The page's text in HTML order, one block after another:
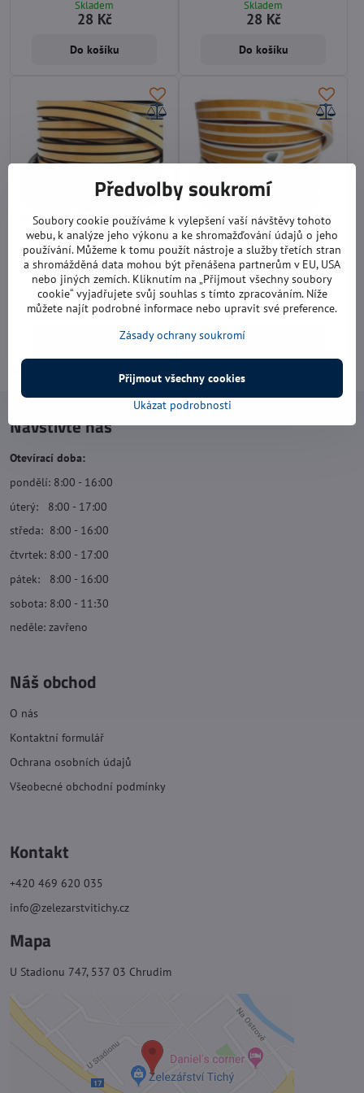
Skladem
28 Kč
Do košíku
Skladem
28 Kč
Do košíku
Těsnění okenní / dveřní 12 x
10 mm černé
cena uvedena za 1 metr
Skladem
36 Kč
Těsnění okenní / dveřní 14 x
12 mm bílé
cena uvedena za 1 metr
Skladem
45 Kč
Do košíku
Navštivte nás
Otevírací doba:
pondělí: 8:00 - 16:00
úterý: 8:00 - 17:00
středa: 8:00 - 16:00
čtvrtek: 8:00 - 17:00
pátek: 8:00 - 16:00
sobota: 8:00 - 11:30
neděle: zavřeno
Náš obchod
O nás
Kontaktní formulář
Ochrana osobních údajů
Všeobecné obchodní podmínky
Kontakt
+420 469 620 035
info@zelezarstvitichy.cz
Mapa
U Stadionu 747, 537 03 Chrudim
Předvolby soukromí
Soubory cookie používáme k vylepšení vaší návštěvy tohoto
webu, k analýze jeho výkonu a ke shromažďování údajů o jeho
používání. Můžeme k tomu použít nástroje a služby třetích stran
a shromážděná data mohou být přenášena partnerům v EU, USA
nebo jiných zemích. Kliknutím na „Přijmout všechny soubory
cookie“ vyjadřujete svůj souhlas s tímto zpracováním. Níže
můžete najít podrobné informace nebo upravit své preference.
Zásady ochrany soukromí
Ukázat podrobnosti
Přijmout všechny cookies